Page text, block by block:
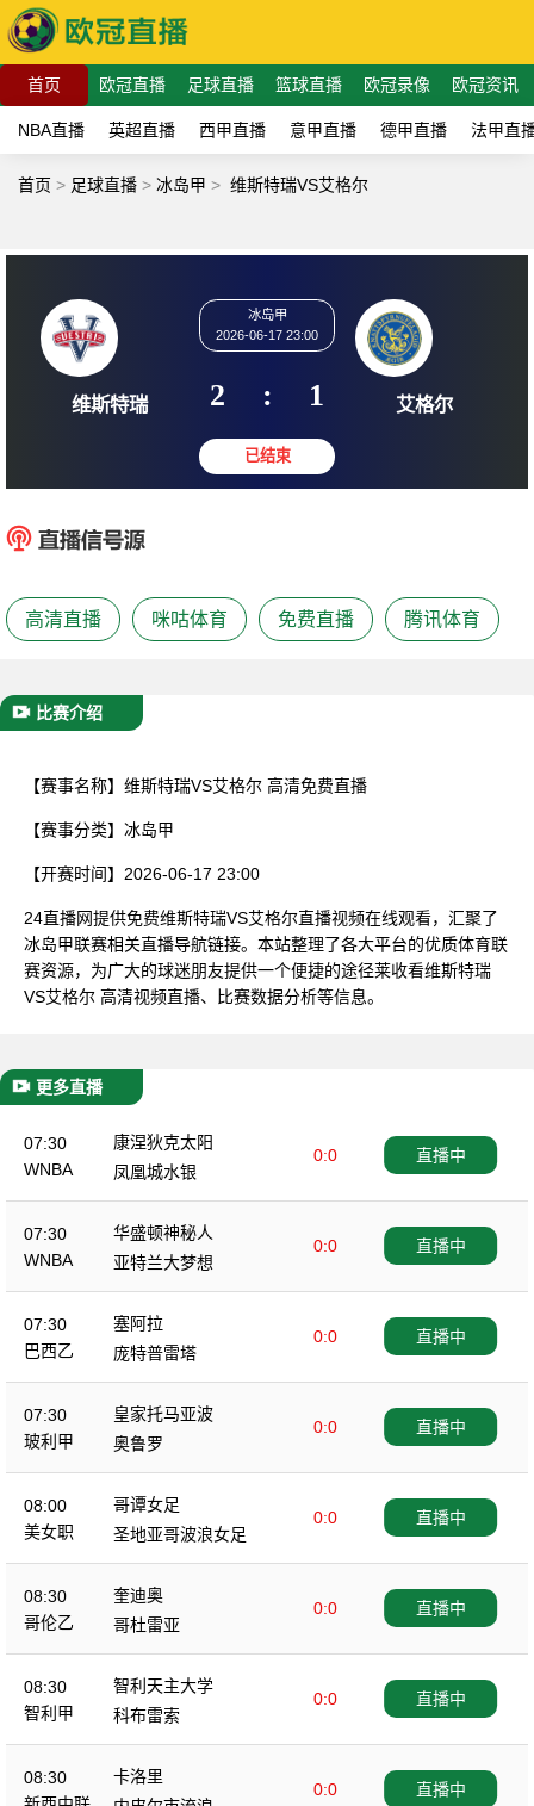
首页 欧冠直播 足球直播 篮球直播 欧冠录像 欧冠资讯
NBA直播 英超直播 西甲直播 意甲直播 德甲直播 法甲直
首页 > 足球直播 > 冰岛甲 > 维斯特瑞VS艾格尔
维斯特瑞
冰岛甲
2026-06-17 23:00
2 : 1 艾
高清直播 咪咕体育 免费直播 腾讯体育
比赛介绍
【赛事名称】 维斯特瑞VS艾格尔 高清免费直播
【赛事分类】 冰岛甲
【开赛时间】 2026-06-17 23:00
24直播网提供免费维斯特瑞VS艾格尔直播视频在线观看，汇聚了
冰岛甲联赛相关直播导航链接。本站整理了各大平台的优质体育联
赛资源，为广大的球迷朋友提供一个便捷的途径莱收看维斯特瑞
VS艾格尔 高清视频直播、比赛数据分析等信息。
更多直播
07:30
WNBA
康涅狄克太阳
0:0
凤凰城水银
直播中
07:30
WNBA
华盛顿神秘人
0:0
亚特兰大梦想
直播中
07:30
巴西乙
塞阿拉
0:0
庞特普雷塔
直播中
07:30
玻利甲
皇家托马亚波
0:0
奥鲁罗
直播中
08:00
美女职
哥谭女足
0:0
圣地亚哥波浪女足
直播中
08:30
哥伦乙
奎迪奥
0:0
哥杜雷亚
直播中
08:30
智利甲
智利天主大学
0:0
科布雷索
直播中
08:30
卡洛里
0:0
直播中